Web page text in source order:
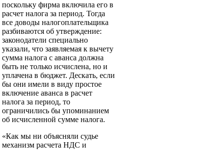
поскольку фирма включила его в
расчет налога за период. Тогда
все доводы налогоплательщика
разбиваются об утверждение:
законодатели специально
указали, что заявляемая к вычету
сумма налога с аванса должна
быть не только исчислена, но и
уплачена в бюджет. Дескать, если
бы они имели в виду простое
включение аванса в расчет
налога за период, то
ограничились бы упоминанием
об исчисленной сумме налога.
«Как мы ни объясняли судье
механизм расчета НДС и